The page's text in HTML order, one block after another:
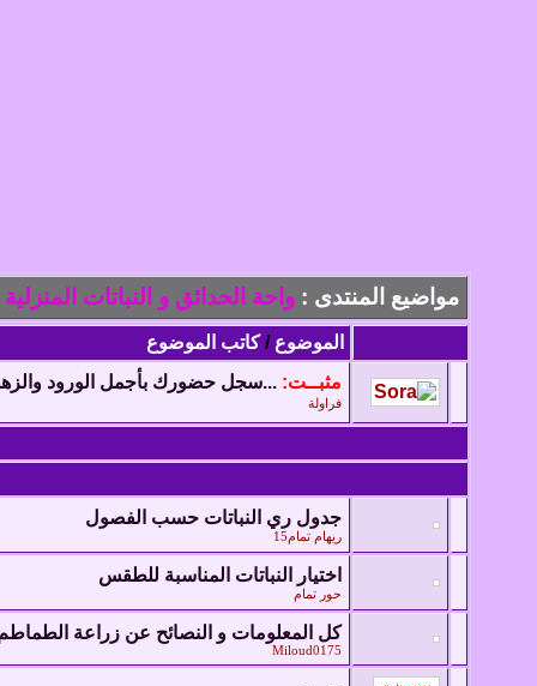
مواضيع المنتدى : واحة الحدائق و النباتات المنزلية
الموضوع /كاتب الموضوع
مثبــت: ...سجل حضورك بأجمل الورود
فراولة
جدول ري النباتات حسب الفصول
ريهام تمام15
اختيار النباتات المناسبة للطقس
حور تمام
كل المعلومات و النصائح عن زراعة
Miloud0175